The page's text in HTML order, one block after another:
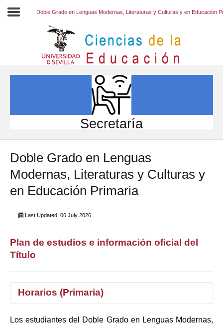
INVESTIGACIÓN
INTERNACIONAL
Directorio FCCE
Doble Grado en Lenguas Modernas, Literaturas y Culturas y en Educación
Secretaría
Doble Grado en Lenguas
Modernas, Literaturas y Culturas y
en Educación Primaria
Last Updated: 06 July 2026
Plan de estudios e información oficial del
Título
Horarios (Primaria)
1° 2° 3° 4°
Los estudiantes del Doble Grado en Lenguas Modernas,